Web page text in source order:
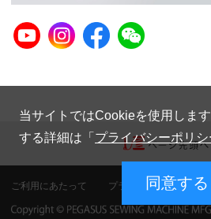
ご利用にあたって プライバシーポリシー
当サイトではCookieを使用しま
する詳細は「 プライバシーポリシ
同意する